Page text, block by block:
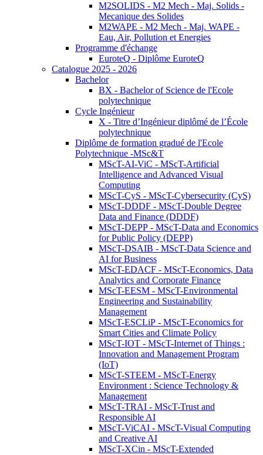
M2SOLIDS - M2 Mech - Maj. Solids -
Mecanique des Solides
M2WAPE - M2 Mech - Maj. WAPE -
Eau, Air, Pollution et Energies
Programme d'échange
EuroteQ - Diplôme EuroteQ
Catalogue 2025 - 2026
Bachelor
BX - Bachelor of Science de l'Ecole
polytechnique
Cycle Ingénieur
X - Titre d’Ingénieur diplômé de l’École
polytechnique
Diplôme de formation gradué de l'Ecole
Polytechnique -MSc&T
MScT-AI-ViC - MScT-Artificial
Intelligence and Advanced Visual
Computing
MScT-CyS - MScT-Cybersecurity (CyS)
MScT-DDDF - MScT-Double Degree
Data and Finance (DDDF)
MScT-DEPP - MScT-Data and Economics
for Public Policy (DEPP)
MScT-DSAIB - MScT-Data Science and
AI for Business
MScT-EDACF - MScT-Economics, Data
Analytics and Corporate Finance
MScT-EESM - MScT-Environmental
Engineering and Sustainability
Management
MScT-ESCLiP - MScT-Economics for
Smart Cities and Climate Policy
MScT-IOT - MScT-Internet of Things :
Innovation and Management Program
(IoT)
MScT-STEEM - MScT-Energy
Environment : Science Technology &
Management
MScT-TRAI - MScT-Trust and
Responsible AI
MScT-ViCAI - MScT-Visual Computing
and Creative AI
MScT-XCin - MScT-Extended